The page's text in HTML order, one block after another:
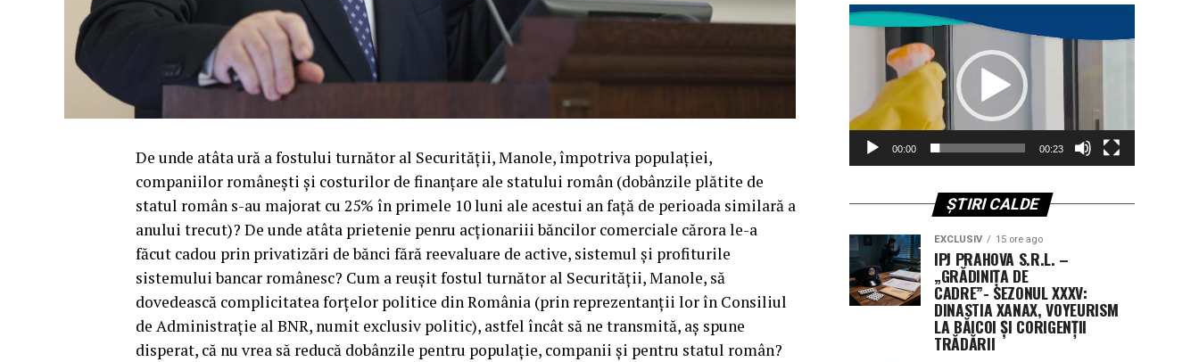
De unde atâta ură a fostului turnător al Securității, Manole, împotriva populației,
companiilor românești și costurilor de finanțare ale statului român (dobânzile plătite de
statul român s-au majorat cu 25% în primele 10 luni ale acestui an față de perioada similară a
anului trecut)? De unde atâta prietenie penru acționariii băncilor comerciale cărora le-a
făcut cadou prin privatizări de bănci fără reevaluare de active, sistemul și profiturile
sistemului bancar românesc? Cum a reușit fostul turnător al Securității, Manole, să
dovedească complicitatea forțelor politice din România (prin reprezentanții lor în Consiliul
de Administrație al BNR, numit exclusiv politic), astfel încât să ne transmită, aș spune
disperat, că nu vrea să reducă dobânzile pentru populație, companii și pentru statul român?
Player
video
00:00 00:23
ȘTIRI CALDE
EXCLUSIV 15 ore ago
IPJ PRAHOVA S.R.L. –
„GRĂDINIȚA DE
CADRE”- SEZONUL XXXV:
DINASTIA XANAX, VOYEURISM
LA BĂICOI ȘI CORIGENȚII
TRĂDĂRII